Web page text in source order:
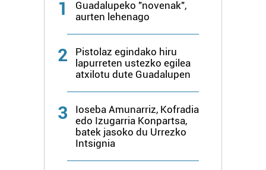
1
Guadalupeko "novenak",
aurten lehenago
2
Pistolaz egindako hiru
lapurreten ustezko egilea
atxilotu dute Guadalupen
3
Ioseba Amunarriz, Kofradia
edo Izugarria Konpartsa,
batek jasoko du Urrezko
Intsignia